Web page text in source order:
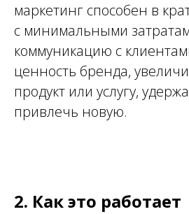
маркетинг способен в
с минимальными
коммуникацию с
ценность бренда,
продукт или услугу,
привлечь новую.
2. Как это работает